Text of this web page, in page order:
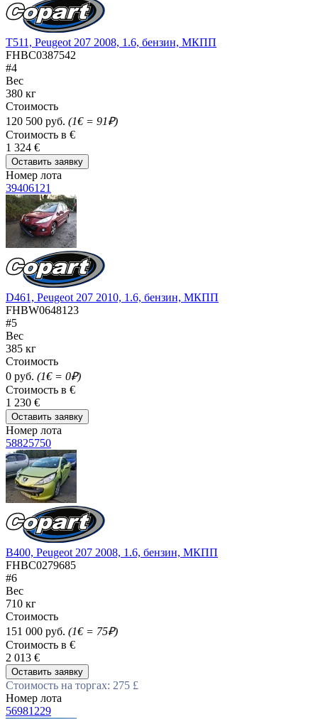
T511, Peugeot 207 2008, 1.6, бензин, МКПП
FHBC0387542
#4
Вес
380 кг
Стоимость
120 500 руб. (1€ = 91₽)
Стоимость в €
1 324 €
Оставить заявку
Номер лота
39406121
D461, Peugeot 207 2010, 1.6, бензин, МКПП
FHBW0648123
#5
Вес
385 кг
Стоимость
0 руб. (1€ = 0₽)
Стоимость в €
1 230 €
Оставить заявку
Номер лота
58825750
B400, Peugeot 207 2008, 1.6, бензин, МКПП
FHBC0279685
#6
Вес
710 кг
Стоимость
151 000 руб. (1€ = 75₽)
Стоимость в €
2 013 €
Оставить заявку
Стоимость на торгах: 275 £
Номер лота
56981229